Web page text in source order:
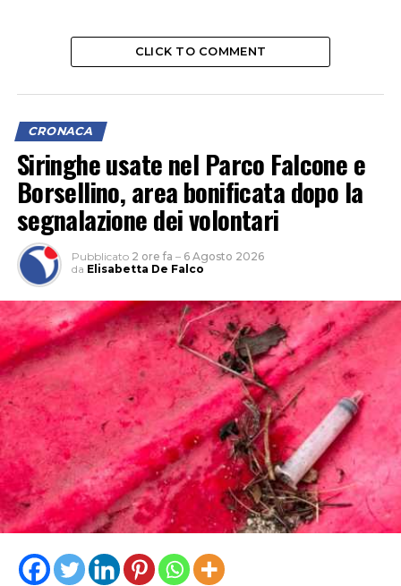
CLICK TO COMMENT
CRONACA
Siringhe usate nel Parco Falcone e
Borsellino, area bonificata dopo la
segnalazione dei volontari
Pubblicato 2 ore fa – 6 Agosto 2026
da Elisabetta De Falco